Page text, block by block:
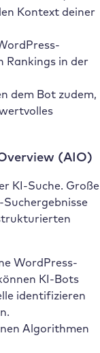
Kontext deiner
Rankings in der
dem Bot zudem,
(AIO)
KI-Suche. Große
WordPress-
KI-Bots
identifizieren
Algorithmen